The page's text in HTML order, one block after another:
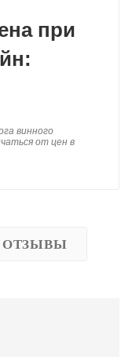
при
винного
от цен в
ОТЗЫВЫ